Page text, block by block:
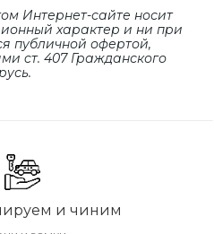
Интернет-сайте носит
характер и ни при
публичной офертой,
cт. 407 Гражданского
и чиним